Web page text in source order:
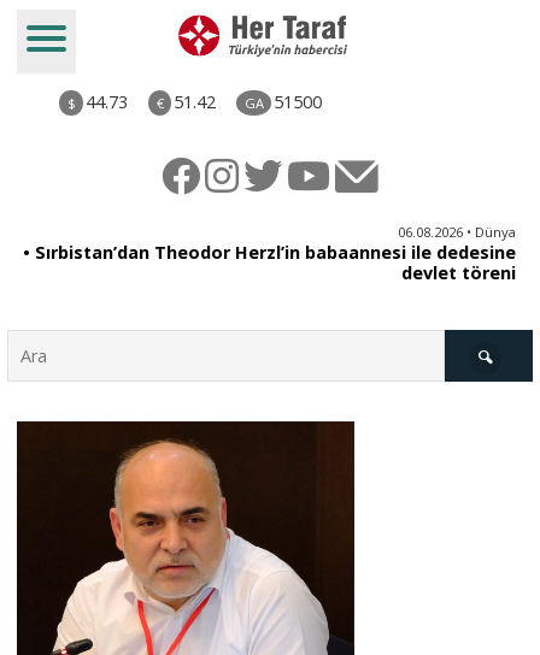
$ 44.73 € 51.42 GA 51500
06.08.2026 • Dünya
• Sırbistan’dan Theodor Herzl’in babaannesi ile dedesine
devlet töreni
Derkenar
Sivil Toplum